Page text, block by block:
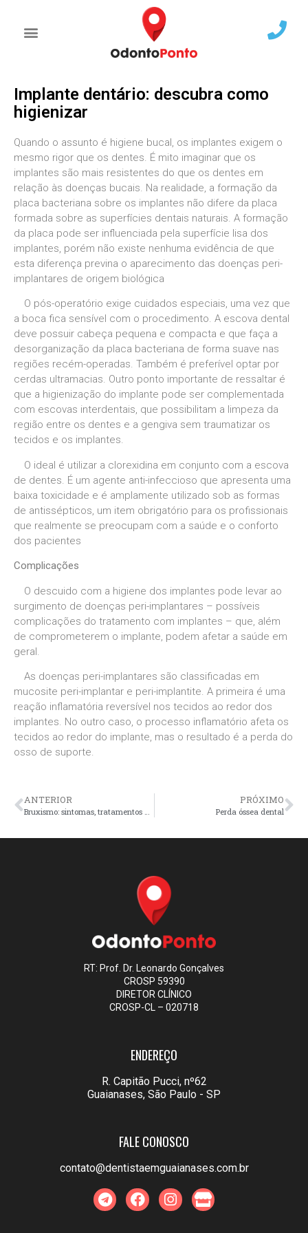
Implante dentário: descubra como
higienizar
Quando o assunto é higiene bucal, os implantes exigem o
mesmo rigor que os dentes. É mito imaginar que os
implantes são mais resistentes do que os dentes em
relação às doenças bucais. Na realidade, a formação da
placa bacteriana sobre os implantes não difere da placa
formada sobre as superfícies dentais naturais. A formação
da placa pode ser influenciada pela superfície lisa dos
implantes, porém não existe nenhuma evidência de que
esta diferença previna o aparecimento das doenças peri-
implantares de origem biológica
O pós-operatório exige cuidados especiais, uma vez que
a boca fica sensível com o procedimento. A escova dental
deve possuir cabeça pequena e compacta e que faça a
desorganização da placa bacteriana de forma suave nas
regiões recém-operadas. Também é preferível optar por
cerdas ultramacias. Outro ponto importante de ressaltar é
que a higienização do implante pode ser complementada
com escovas interdentais, que possibilitam a limpeza da
região entre os dentes e a gengiva sem traumatizar os
tecidos e os implantes.
O ideal é utilizar a clorexidina em conjunto com a escova
de dentes. É um agente anti-infeccioso que apresenta uma
baixa toxicidade e é amplamente utilizado sob as formas
de antissépticos, um item obrigatório para os profissionais
que realmente se preocupam com a saúde e o conforto
dos pacientes
Complicações
O descuido com a higiene dos implantes pode levar ao
surgimento de doenças peri-implantares – possíveis
complicações do tratamento com implantes – que, além
de comprometerem o implante, podem afetar a saúde em
geral.
As doenças peri-implantares são classificadas em
mucosite peri-implantar e peri-implantite. A primeira é uma
reação inflamatória reversível nos tecidos ao redor dos
implantes. No outro caso, o processo inflamatório afeta os
tecidos ao redor do implante, mas o resultado é a perda do
osso de suporte.
ANTERIOR
Bruxismo: sintomas, tratamentos e causas
PRÓXIMO
Perda óssea dental
RT: Prof. Dr. Leonardo Gonçalves
CROSP 59390
DIRETOR CLÍNICO
CROSP-CL – 020718
ENDEREÇO
R. Capitão Pucci, nº62
Guaianases, São Paulo - SP
FALE CONOSCO
contato@dentistaemguaianases.com.br